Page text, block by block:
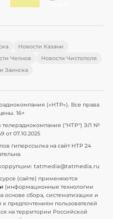
Новости Казани
Челнов
Новости Чистополя
Заинска
(«НТР»). Все права
16+
телерадиокомпания ("НТР") ЭЛ №
от 07.10.2025
гиперссылка на сайт НТР 24
tatmedia@tatmedia.ru
(сайте) применяются
(информационные технологии
сбора, систематизации и
предпочтениям пользователей
на территории Российской